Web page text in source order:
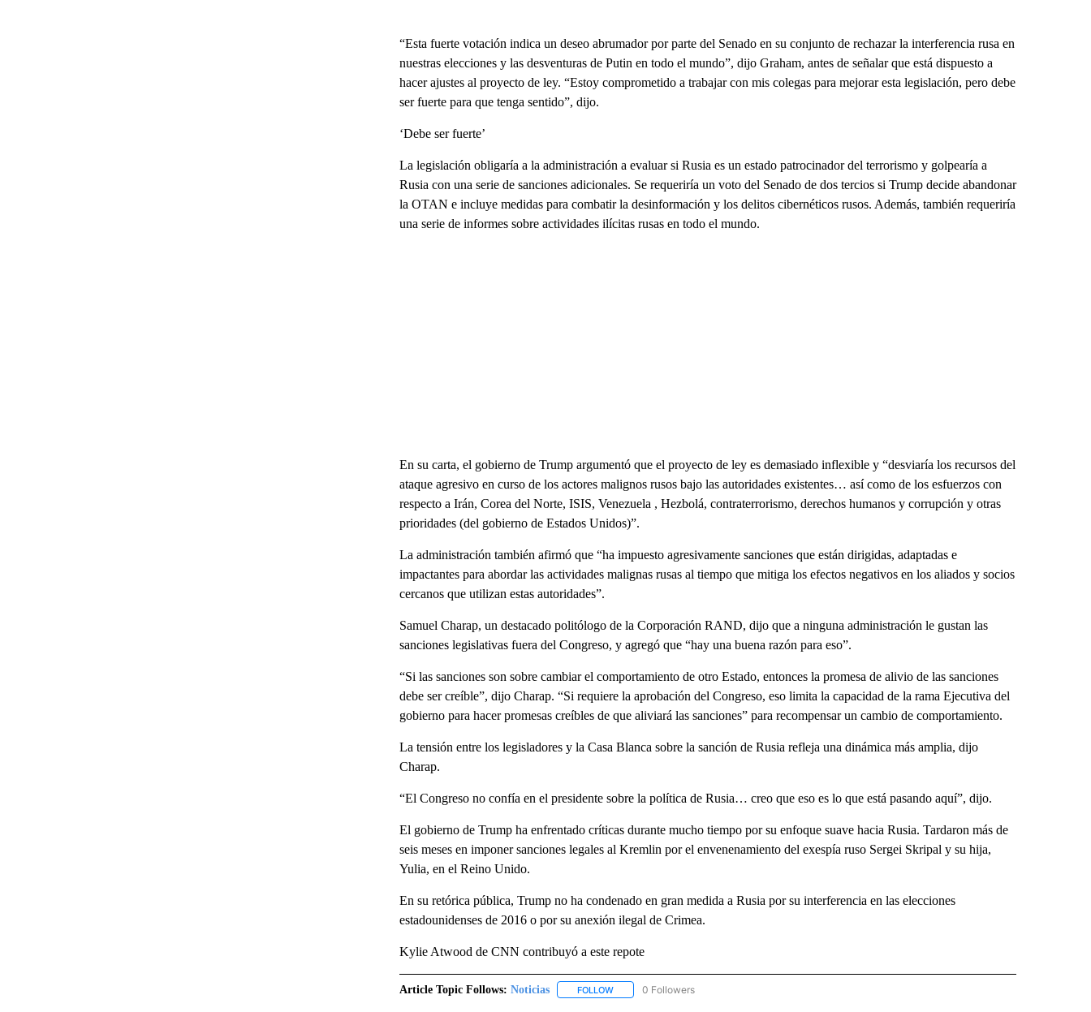
“Esta fuerte votación indica un deseo abrumador por parte del Senado en su conjunto de rechazar la interferencia rusa en
nuestras elecciones y las desventuras de Putin en todo el mundo”, dijo Graham, antes de señalar que está dispuesto a
hacer ajustes al proyecto de ley. “Estoy comprometido a trabajar con mis colegas para mejorar esta legislación, pero debe
ser fuerte para que tenga sentido”, dijo.
‘Debe ser fuerte’
La legislación obligaría a la administración a evaluar si Rusia es un estado patrocinador del terrorismo y golpearía a
Rusia con una serie de sanciones adicionales. Se requeriría un voto del Senado de dos tercios si Trump decide abandonar
la OTAN e incluye medidas para combatir la desinformación y los delitos cibernéticos rusos. Además, también requeriría
una serie de informes sobre actividades ilícitas rusas en todo el mundo.
En su carta, el gobierno de Trump argumentó que el proyecto de ley es demasiado inflexible y “desviaría los recursos del
ataque agresivo en curso de los actores malignos rusos bajo las autoridades existentes… así como de los esfuerzos con
respecto a Irán, Corea del Norte, ISIS, Venezuela , Hezbolá, contraterrorismo, derechos humanos y corrupción y otras
prioridades (del gobierno de Estados Unidos)”.
La administración también afirmó que “ha impuesto agresivamente sanciones que están dirigidas, adaptadas e
impactantes para abordar las actividades malignas rusas al tiempo que mitiga los efectos negativos en los aliados y socios
cercanos que utilizan estas autoridades”.
Samuel Charap, un destacado politólogo de la Corporación RAND, dijo que a ninguna administración le gustan las
sanciones legislativas fuera del Congreso, y agregó que “hay una buena razón para eso”.
“Si las sanciones son sobre cambiar el comportamiento de otro Estado, entonces la promesa de alivio de las sanciones
debe ser creíble”, dijo Charap. “Si requiere la aprobación del Congreso, eso limita la capacidad de la rama Ejecutiva del
gobierno para hacer promesas creíbles de que aliviará las sanciones” para recompensar un cambio de comportamiento.
La tensión entre los legisladores y la Casa Blanca sobre la sanción de Rusia refleja una dinámica más amplia, dijo
Charap.
“El Congreso no confía en el presidente sobre la política de Rusia… creo que eso es lo que está pasando aquí”, dijo.
El gobierno de Trump ha enfrentado críticas durante mucho tiempo por su enfoque suave hacia Rusia. Tardaron más de
seis meses en imponer sanciones legales al Kremlin por el envenenamiento del exespía ruso Sergei Skripal y su hija,
Yulia, en el Reino Unido.
En su retórica pública, Trump no ha condenado en gran medida a Rusia por su interferencia en las elecciones
estadounidenses de 2016 o por su anexión ilegal de Crimea.
Kylie Atwood de CNN contribuyó a este repote
Article Topic Follows: Noticias FOLLOWFOLLOW "NOTICIAS" TO RECEIVE NOTIFICATIONS ABOUT NEW PAGES ON "NOTICIAS".
0 Followers